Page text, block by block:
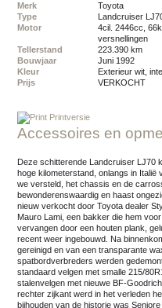
Merk
Toyota
Type
Landcruiser
Motor
4cil. 2446cc, 66kw/90pk benzine, handgeschakeld 4
versnellingen
Tellerstand
223.390 km
Bouwjaar
juni 1992
Kleur
exterieur wit,
Prijs
VERKOCHT
Printversie
Accessoires en
Deze schitterende Landcruiser LJ70
hoge kilometerstand, onlangs in Italië
we versteld, het chassis en de
bewonderenswaardig en haast
nieuw verkocht door Toyota dealer
Mauro Lami, een bakker die hem
vervangen door een houten plank,
recent weer ingebouwd. Na
gereinigd en van een transparante
spatbordverbreders werden
standaard velgen met smalle 215/
stalenvelgen met nieuwe BF-
rechter zijkant werd in het verleden
bijhouden van de historie was